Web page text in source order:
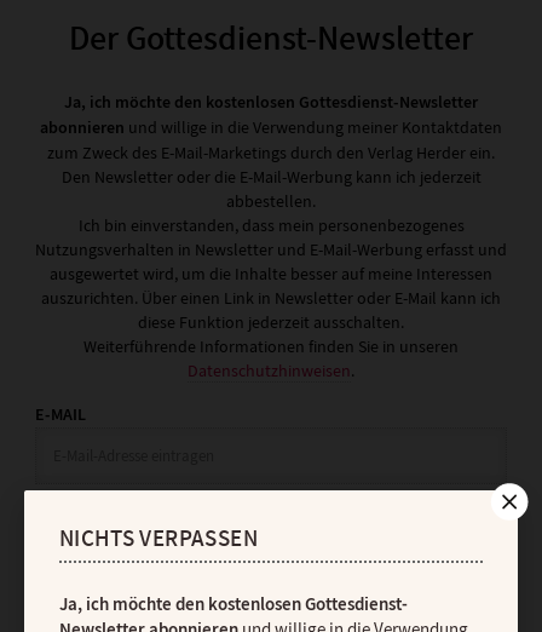
Der Gottesdienst-Newsletter
Ja, ich möchte den kostenlosen Gottesdienst-Newsletter
abonnieren und willige in die Verwendung meiner Kontaktdaten
zum Zweck des E-Mail-Marketings durch den Verlag Herder ein.
Den Newsletter oder die E-Mail-Werbung kann ich jederzeit
abbestellen.
Ich bin einverstanden, dass mein personenbezogenes
Nutzungsverhalten in Newsletter und E-Mail-Werbung erfasst und
ausgewertet wird, um die Inhalte besser auf meine Interessen
auszurichten. Über einen Link in Newsletter oder E-Mail kann ich
diese Funktion jederzeit ausschalten.
Weiterführende Informationen finden Sie in unseren
Datenschutzhinweisen.
E-MAIL
NICHTS VERPASSEN
Ja, ich möchte den kostenlosen Gottesdienst-